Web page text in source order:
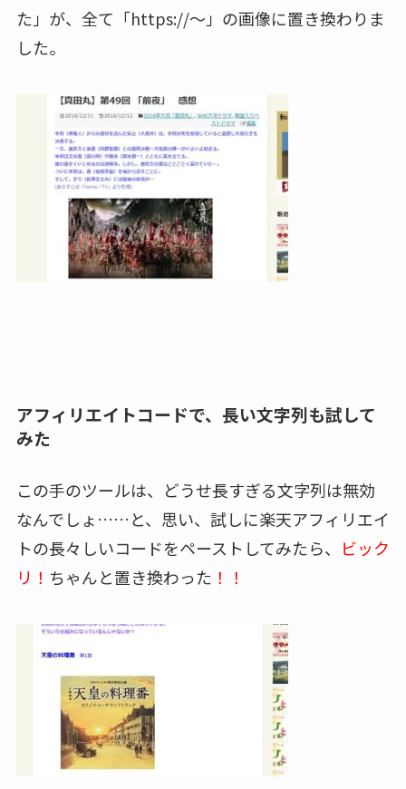
た」が、全て「https://～」の画像に置き換わりま
した。
アフィリエイトコードで、長い文字列も試して
みた
この手のツールは、どうせ長すぎる文字列は無効
なんでしょ……と、思い、試しに楽天アフィリエイ
トの長々しいコードをペーストしてみたら、
ビック
リ！ ちゃんと置き換わった ！！